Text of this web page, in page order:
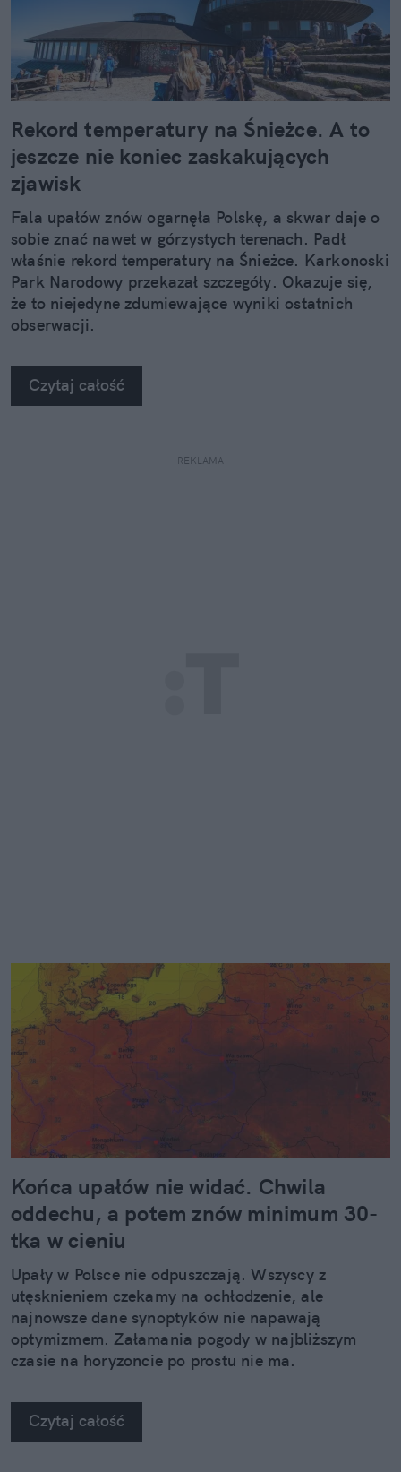
Rekord temperatury na Śnieżce. A to
jeszcze nie koniec zaskakujących
zjawisk
Fala upałów znów ogarnęła Polskę, a skwar daje o
sobie znać nawet w górzystych terenach. Padł
właśnie rekord temperatury na Śnieżce. Karkonoski
Park Narodowy przekazał szczegóły. Okazuje się,
że to niejedyne zdumiewające wyniki ostatnich
obserwacji.
Czytaj całość
REKLAMA
Końca upałów nie widać. Chwila
oddechu, a potem znów minimum 30-
tka w cieniu
Upały w Polsce nie odpuszczają. Wszyscy z
utęsknieniem czekamy na ochłodzenie, ale
najnowsze dane synoptyków nie napawają
optymizmem. Załamania pogody w najbliższym
czasie na horyzoncie po prostu nie ma.
Czytaj całość